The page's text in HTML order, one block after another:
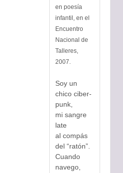
en poesía
infantil, en el
Encuentro
Nacional de
Talleres,
2007.
Soy un
chico ciber-
punk,
mi sangre
late
al compás
del “ratón”.
Cuando
navego,